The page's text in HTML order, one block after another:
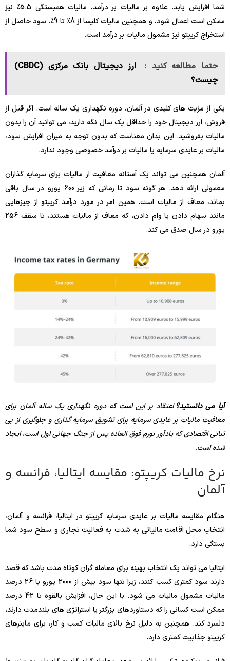
شما افزایش یابد. علاوه بر مالیات بر درآمد، مالیات همبستگی 5.5٪ نیز
ممکن است اعمال شود، و همچنین مالیات کلیسا از 8٪ تا 9٪. سود حاصل از
استخراج کریپتو نیز مشمول مالیات بر درآمد است.
حتما مطالعه کنید :
ارز دیجیتال بانک مرکزی (CBDC)
چیست؟
یکی از مزیت های کلیدی در آلمان، دوره نگهداری یک ساله است. اگر قبل از
فروش، ارز دیجیتال خود را حداقل یک سال نگه دارید، می توانید آن را بدون
مالیات بفروشید. این بدان معناست که بدون توجه به میزان افزایش سود،
مالیات بر عایدی سرمایه یا مالیات بر درآمد خصوصی وجود ندارد.
آلمان همچنین می تواند یک آستانه معافیت از مالیات برای سرمایه گذاران
معمولی ارائه دهد. هر گونه سود تا زمانی که زیر 600 یورو در سال باقی
بماند، معاف از مالیات است. همین امر در مورد درآمد کریپتو از چیزهایی
مانند سهام دادن یا وام دادن، که معاف از مالیات هستند، تا سقف 256
یورو در سال صدق می کند.
آیا می دانستید؟اعتقاد بر این است که دوره نگهداری یک ساله آلمان برای
معافیت مالیات بر عایدی سرمایه برای تشویق سرمایه گذاری و جلوگیری از بی
ثباتی اقتصادی که یادآور تورم فوق العاده پس از جنگ جهانی اول است، ایجاد
شده است.
نرخ مالیات کریپتو: مقایسه ایتالیا، فرانسه و
آلمان
هنگام مقایسه مالیات بر عایدی سرمایه کریپتو در ایتالیا، فرانسه و آلمان،
انتخاب محل اقامت مالیاتی به شدت به فعالیت تجاری و سطح سود شما
بستگی دارد.
ایتالیا می تواند یک انتخاب بهینه برای معامله گران کوتاه مدت باشد که قصد
دارند سود کمتری کسب کنند، زیرا تنها سود بیش از 2000 یورو با 26 درصد
مالیات مشمول مالیات می شود. با این حال، افزایش بالقوه تا 42 درصد
ممکن است کسانی را که دستاوردهای بزرگتر یا استراتژی های بلندمدت دارند،
دلسرد کند. همچنین به دلیل نرخ بالای مالیات کسب و کار، برای ماینرهای
کریپتو جذابیت کمتری دارد.